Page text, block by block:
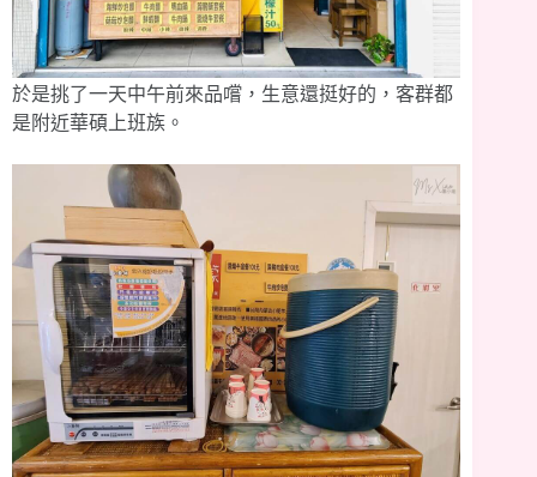
於是挑了一天中午前來品嚐，生意還挺好的，客群都
是附近華碩上班族。